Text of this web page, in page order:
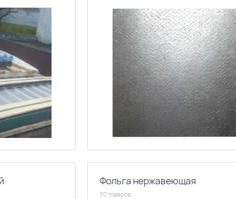
Фольга нержавеющая
30 товаров